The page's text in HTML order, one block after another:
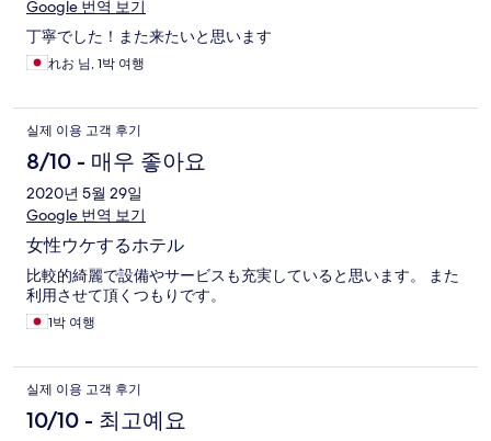
Google 번역 보기
丁寧でした！また来たいと思います
れお 님, 1박 여행
실제 이용 고객 후기
8/10 - 매우 좋아요
2020년 5월 29일
Google 번역 보기
女性ウケするホテル
比較的綺麗で設備やサービスも充実していると思います。 また
利用させて頂くつもりです。
1박 여행
실제 이용 고객 후기
10/10 - 최고예요